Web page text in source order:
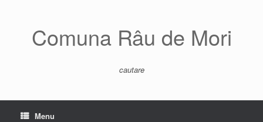
Comuna Râu de Mori
cautare
Menu